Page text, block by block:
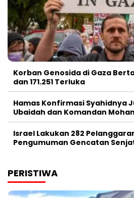
Korban Genosida di Gaza
dan 171.251 Terluka
Hamas Konfirmasi Syahidnya
Ubaidah dan Komandan
Israel Lakukan 282
Pengumuman Gencatan
PERISTIWA